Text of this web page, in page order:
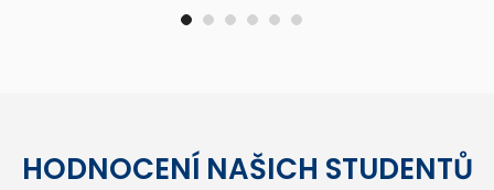
HODNOCENÍ NAŠICH STUDENTŮ